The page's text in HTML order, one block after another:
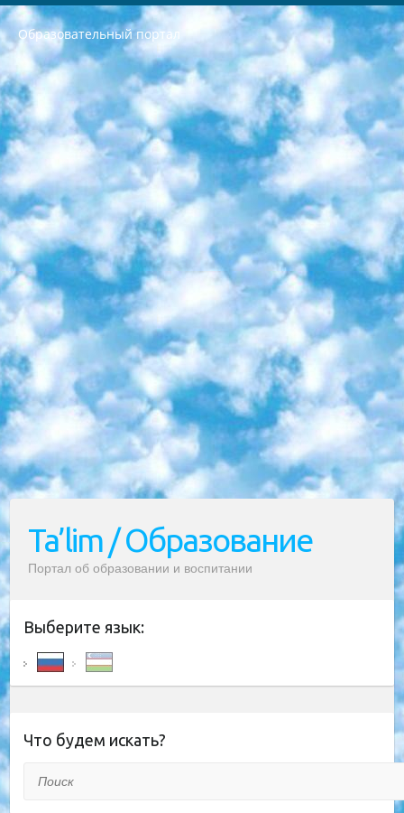
Образовательный портал
РЕСПУБЛИКА УЗБЕКИСТАН МИНИСТРЕРСТВО ДОШКОЛЬНОГО И ШКОЛЬНОГО ОБРАЗОВАНИЯ КОМАНДА в общеобразовательных учреждениях в 2023-2024 учебном году организация и проведение итоговой государственной аттестации обучающихся о Министра дошкольного и школьного образования Республики Узбекистан от 4 марта 2008 года (постановлением Минюста от 20 марта 2008 года № 1778 государственной регистрации) «Итоговое состояние учащихся общего среднего образования на основании положения об утверждении положения об аттестации общего среднего образования выпускной экзамен студентов в образовательных учреждениях в 2023-2024 учебном году В целях организации и прохождения аттестации приказываю: 1. Следующее: перечень предметов, по которым будет проводиться итоговая государственная аттестация и экзамен формы перевода согласно приложению 1; сертификаты международного образца, оценивающие уровень владения иностранными языками перечень согласно приложению 2; 2. Педагогический при специализированных образовательных учреждениях. научно-практический центр квалификации и международной оценки (Д.Давидова) 2024 г. До 25 марта: задания по предметам, по которым будет проводиться итоговая аттестация разработка и утверждение технических условий; итоговая аттестация на основании разработанного предметного задания разработка вопросов по предметам (устно и письменно), экзамен передача; общеобразовательные средние школы и специальные учебные заведения учащиеся выпускных классов школ и интернатов в агентской системе подготовка базы данных экзаменационных материалов и критериев оценки; перевод базы экзаменационных материалов на все языки обучения подать в Республиканский образовательный центр для изготовления; варианты экзаменов на основе разработанных контрольных материалов пусть будут поставлены задачи формирования. 3. Республиканский образовательный центр (Ш.Худайкулов) до 5 апреля 2024 года. до: база данных предоставленных экзаменационных материалов на все языки обучения перевод и экспертиза; для слепых, слабовидящих, глухих, слабослышащих и умственно отсталых детей учащиеся выпускных классов специализированных школ и школ-интернатов база данных экзаменационных материалов на всех преподаваемых языках подготовка критериев оценки; специализированные школы для умственно отсталых детей и технологии для учащихся выпускных классов школ-интернатов разработка соответствующих рекомендаций и критериев проведения ЕГЭ по естествознанию давать задания. 4. Педагогический при специализированных образовательных учреждениях. Научно-практический центр навыков и международной оценки (Д.Давидова), Республика образовательный центр (Худайкулов Ш.) итоговый государственный аттестационный экзамен ориентирован на творческое и логическое мышление при подготовке базы материалов учитывать введение заданий. 5. Следует отметить, что: сертификат государственного образца о знании общеобразовательного предмета и как минимум национальный уровень B1 по предметам на иностранных языках, указанным в Приложении 2. или международно признанный сертификат эквивалентного уровня студенты, изучающие определенный предмет, освобождаются от экзамена; по соответствующим предметам запланирована итоговая государственная аттестация за день до дня, путем жеребьевки Рабочей группой (в письменной форме по предметам, проводимым в форме) из числа сформированных вариантов выбрано 2 варианта; 2 выбранных варианта экзамена анонсированы на официальном сайте министерства и все выпускники по всей стране на основе этих вариантов проводит итоговую государственную аттестацию. 6. Государственное образование учащихся средних общеобразовательных учреждений. знания в соответствии с квалификационными требованиями, которые необходимо приобрести на основании стандартов итоговый (выпускной) контроль для 9 и 11 классов в целях тестирования Экзамены (далее – экзамены) состоят из предметов, перечисленных в приложении 1. будет сделано. 7. Экзамены пройдут с 26 мая по 15 июня 2024 г. (кроме науки физического воспитания). 8. Физическая для учащихся 9 классов общесредних образовательных учреждений. Экзамены по предмету «Образование, квалификация медицина» 1-6 мая 2024 года. сотрудники перевести под присмотр (с отклонениями в физическом или умственном развитии) специализированная школа для детей, школы-интернаты и со сколиозом школы-интернаты санаторного типа для больных детей исключены). 9. Он был слепым, слабовидящим и имел нарушения опорно-двигательного аппарата. экзамены в специализированных школах и интернатах для детей должны проводиться исходя из требований, предъявляемых к общеобразовательным учреждениям (физкультура кроме науки). 10. Специализированная школа для глухих и слабослышащих детей. и экзамены в интернатах и быть реализован в виде письменного теста по математике. 11. Специальность для умственно отсталых детей. Для 9 класса Родной язык и литературное письмо Государственный язык (язык обучения – узбекский). для неклассов) написано Математическое письмо Письменная/устная история Узбекистана Физическое воспитание практично Итоговый контроль Для 11 класса Написание родного языка и литературы (эссе) Математическое письмо Узбекский язык (обучение на узбекском языке) не посещающее общее среднее образование для учреждений)/Образовательное учреждение выбор письменный и устный Иностранный язык письменный/устный Письменная/устная история Узбекистана *По выбору студента:  Химия  Физика  Основы государственного права  География 10 бесплатных образовательных ресурсов - Мы составили подборку онлайн-проектов с интерактивными упражнениями, видеолекциями и статьями. Они помогут вам обрести новые и освежить старые знания бесплатно. 1. «ИНТУИТ» Старейшая образовательная площадка Рунета. Здесь вы найдёте сотни текстовых и видеокурсов на десятки различных тем — от программирования до психологии. Многие курсы подготовлены российскими университетами и крупными международными компаниями вроде Intel и Microsoft. Самостоятельное обучение бесплатное, но желающие могут оплатить услуги персональных наставников. 2. «Смартия» знакомит с актуальными профессиями и подсказывает, как им обучаться. Выбрав заинтересовавшую вас специальность — SMM-специалист, фотограф, веб-дизайнер или другую, — увидите список необходимых для неё умений. Чтобы вы могли освоить их самостоятельно, для каждого умения площадка отображает подборку ссылок на учебные материалы. Хотя «Смартия» ориентируется на русскоязычную аудиторию, часть контента всё же доступна только на английском. 3. «Лекторий Физтеха» Проект Московского физико-технического института (Физтеха). С его помощью вы можете смотреть онлайн серии лекций, записанные на видео в этом вузе. В числе доступных предметов — физика, биология, химия, информационные технологии и другие. К некоторым лекциям администрация ресурса прилагает готовые конспекты, которые можно скачивать в PDF-формате. 4. ITMOcourses Онлайн-площадка Санкт-Петербургского национального исследовательского университета информационных технологий, механики и оптики (ИТМО). Ресурс предоставляет свободный доступ к курсам, разработанным в этом вузе. Каталог материалов разбит на четыре категории: «Оптические системы и технологии», «Приборостроение и робототехника», «Информационные технологии» и «Биотехнологии». Курсы состоят из видеолекций, интерактивных демонстраций и заданий. 5. «КиберЛенинка» Электронная научная библиотека открытого доступа. Каталог площадки регулярно обрастает текстами статей из различных научных изданий. Сгруппированные по журналам и рубрикам публикации можно читать онлайн или скачивать целиком в PDF-формате. Проект нацелен на популяризацию науки за счёт открытого доступа к качественной информации. 6. «ПостНаука» На этом ресурсе публикуют подборки видеолекций, составленные экспертами из разных отраслей и объединённые общими темами. Среди них, к примеру, есть серии «Биоинформатика и геномика», «Культура средневековой Скандинавии» и Cinema Studies о теории кино. Каждая подборка лекций — логически связанная история, рассказанная экспертом от первого лица. Кроме того, на сайте появляются научно-образовательные статьи и тесты на разные темы. 7. «Newочём» Команда проекта «Newочём» отбирает самые интересные тексты из англоязычных СМИ и переводит те из них, за которые голосуют участники сообщества «ВКонтакте». По большей части это научно-популярные статьи. Редакторы придумывают лишь заголовки, в остальном содержание переводов соответствует оригиналам. Полные тексты можно читать прямо в социальной сети. 8. InternetUrok Онлайн-база материалов по основным дисциплинам школьной программы. Информация на сайте структурирована по классам, предметам и темам (урокам). Каждый урок состоит из видеолекций и конспектов. Есть также интерактивные тренажёры и тесты для закрепления пройденного материала. Даже если вы давно окончили школу, возможность повторить программу старших классов всегда может пригодиться. 9. Edutainme Ещё один ресурс об образовании. В отличие от Newtonew, как мне кажется, Edutainme больше ориентируется на представителей индустрии: педагогов, предпринимателей, разработчиков образовательных проектов. Но и любой, кто просто стремится к саморазвитию, найдёт на сайте много полезного и интересного для себя. Например, информацию о новых курсах и образовательных сервисах. 10. Newtonew Онлайн-медиа об образовании и обучении в широком смысле. Авторы Newtonew пишут об инструментах, заведениях, тактиках и стратегиях, которые помогают учить других и получать новые знания самостоятельно. На этой площадке вы найдёте новости, обзоры, аналитические мат
Ta’lim / Образование
Портал об образовании и воспитании
Выберите язык:
Что будем искать?